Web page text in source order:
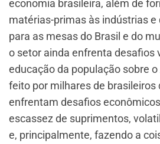
economia brasileira, além de
matérias-primas às indústrias
para as mesas do Brasil e do
o setor ainda enfrenta desafios
educação da população sobre
feito por milhares de brasileiros
enfrentam desafios
escassez de suprimentos,
e, principalmente, fazendo a